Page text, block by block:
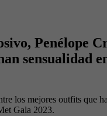
Penélope
sensualidad
los mejores outfits que
Gala 2023.